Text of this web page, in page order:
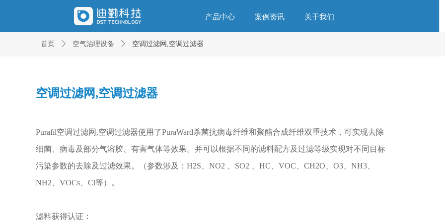
产品中心 案例资讯 关于我们
空调过滤网,空调过滤器
Purafil空调过滤网,空调过滤器使用了PuraWard杀菌抗病毒纤维和聚酯合成纤维双重技术，可实现去除
细菌、病毒及部分气溶胶、有害气体等效果。并可以根据不同的滤料配方及过滤等级实现对不同目标
污染参数的去除及过滤效果。（参数涉及：H2S、NO2 、SO2 、HC、VOC、CH2O、O3、NH3、
NH2、VOCs、Cl等）。
滤料获得认证：
首页 ꄲ 空气治理设备 ꄲ 空调过滤网,空调过滤器